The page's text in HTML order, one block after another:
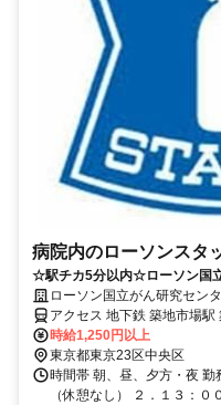
病院内のローソンスタ
☆駅チカ5分以内☆ローソン国
タッフを募集！
ローソン国立がん研究セン
アクセス 地下鉄 築地市場
時給1,250円以上
東京都東京23区中央区
時間帯 朝、昼、夕方・夜 勤
（休憩なし） ２．１３：０